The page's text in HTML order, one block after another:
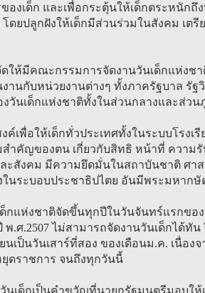
ของเด็ก และเพื่อกระตุ้นให้เด็กตระหนัก
โดยปลูกฝังให้เด็กมีส่วนร่วมในสังคม เต
ดให้มีคณะกรรมการจัดงานวันเด็กแห่ง
านกับหน่วยงานต่างๆ ทั้งภาครัฐบาล รั
งวันเด็กแห่งชาติทั้งในส่วนกลางและส่ว
ค์เพื่อให้เด็กทั่วประเทศทั้งในระบบโรงเ
สำคัญของตน เกี่ยวกับสิทธิ หน้าที่ ความ
ละสังคม มีความยึดมั่นในสถาบันชาติ ศา
ในระบอบประชาธิปไตย อันมีพระมหากษั
ด็กแห่งชาติจัดขึ้นทุกปีในวันจันทร์แรกของ
พ.ศ.2507 ไม่สามารถจัดงานวันเด็กได้ทัน
นเป็นวันเสาร์ที่สอง ของเดือนม.ค. เนื่อง
ยุดราชการ จนถึงทุกวันนี้
นเด็กเป็นคำขวัญที่นายกรัฐมนตรีมอบให้